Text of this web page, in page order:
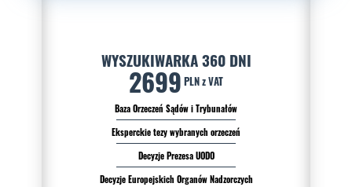
WYSZUKIWARKA 360 DNI
2699 PLN z VAT
Baza Orzeczeń Sądów i Trybunałów
Eksperckie tezy wybranych orzeczeń
Decyzje Prezesa UODO
Decyzje Europejskich Organów Nadzorczych